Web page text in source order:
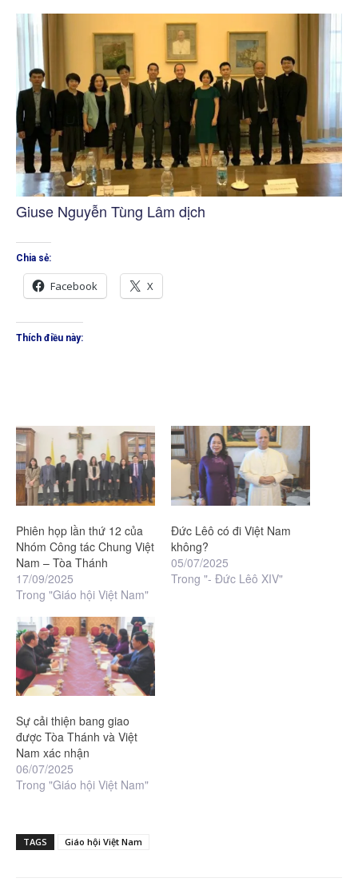
Giuse Nguyễn Tùng Lâm dịch
Chia sẻ:
Facebook X
Thích điều này:
Phiên họp lần thứ 12 của
Nhóm Công tác Chung Việt
Nam – Tòa Thánh
17/09/2025
Trong "Giáo hội Việt Nam"
Đức Lêô có đi Việt Nam
không?
05/07/2025
Trong "- Đức Lêô XIV"
Sự cải thiện bang giao
được Tòa Thánh và Việt
Nam xác nhận
06/07/2025
Trong "Giáo hội Việt Nam"
TAGS Giáo hội Việt Nam